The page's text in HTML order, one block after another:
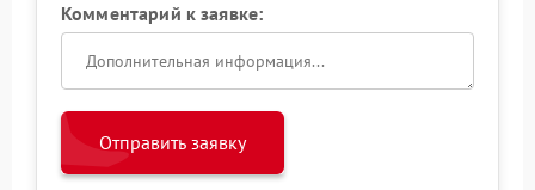
Комментарий к заявке:
Отправить заявку